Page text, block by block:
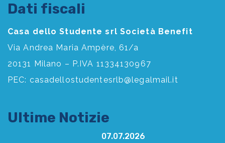
Dati fiscali
Casa dello Studente srl Società Benefit
Via Andrea Maria Ampère, 61/a
20131 Milano – P.IVA 11334130967
PEC: casadellostudentesrlb@legalmail.it
Ultime Notizie
07.07.2026